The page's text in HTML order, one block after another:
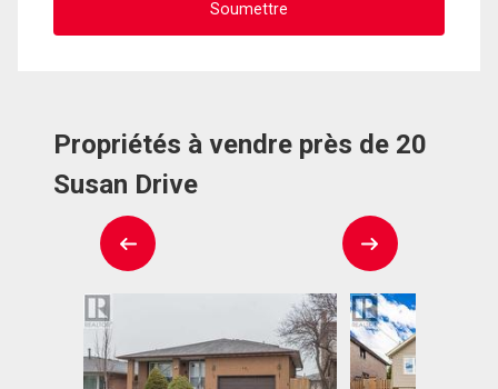
Propriétés à vendre près de 20
Susan Drive